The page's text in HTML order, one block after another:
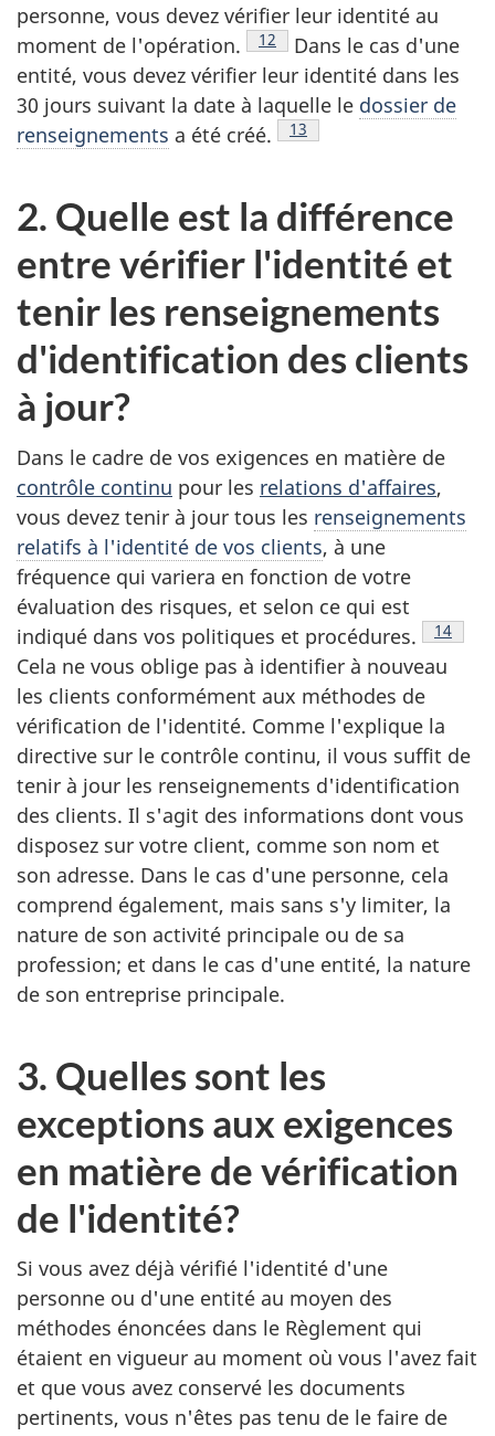
personne, vous devez vérifier leur identité au
moment de l'opération.
Note de bas de page
12
Dans le cas d'une
entité, vous devez vérifier leur identité dans les
30 jours suivant la date à laquelle le dossier de
renseignements a été créé. Note de bas de page
13
2. Quelle est la différence
entre vérifier l'identité et
tenir les renseignements
d'identification des clients
à jour?
Dans le cadre de vos exigences en matière de
contrôle continu pour les relations d'affaires,
vous devez tenir à jour tous les renseignements
relatifs à l'identité de vos clients, à une
fréquence qui variera en fonction de votre
évaluation des risques, et selon ce qui est
indiqué dans vos politiques et procédures.
Note
14
Cela ne vous oblige pas à identifier à nouveau
les clients conformément aux méthodes de
vérification de l'identité. Comme l'explique la
directive sur le contrôle continu, il vous suffit de
tenir à jour les renseignements d'identification
des clients. Il s'agit des informations dont vous
disposez sur votre client, comme son nom et
son adresse. Dans le cas d'une personne, cela
comprend également, mais sans s'y limiter, la
nature de son activité principale ou de sa
profession; et dans le cas d'une entité, la nature
de son entreprise principale.
3. Quelles sont les
exceptions aux exigences
en matière de vérification
de l'identité?
Si vous avez déjà vérifié l'identité d'une
personne ou d'une entité au moyen des
méthodes énoncées dans le Règlement qui
étaient en vigueur au moment où vous l'avez fait
et que vous avez conservé les documents
pertinents, vous n'êtes pas tenu de le faire de